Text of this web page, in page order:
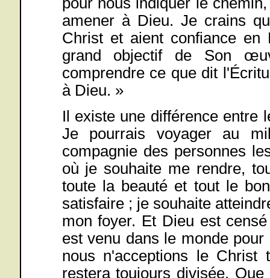
amener à Dieu. Je crains
Christ et aient confiance
grand objectif de Son
comprendre ce que dit
à Dieu. »
Il existe une différence entre
Je pourrais voyager au
compagnie des personnes
où je souhaite me rendre,
toute la beauté et tout le
satisfaire ; je souhaite
mon foyer. Et Dieu est
est venu dans le monde
nous n'acceptions le
restera toujours divisée.